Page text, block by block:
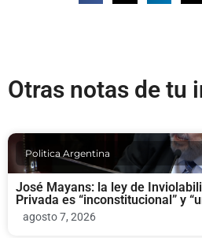
Otras notas de tu
Politica Argentina
José Mayans: la ley de
Privada es “inconstitucional” y
agosto 7, 2026